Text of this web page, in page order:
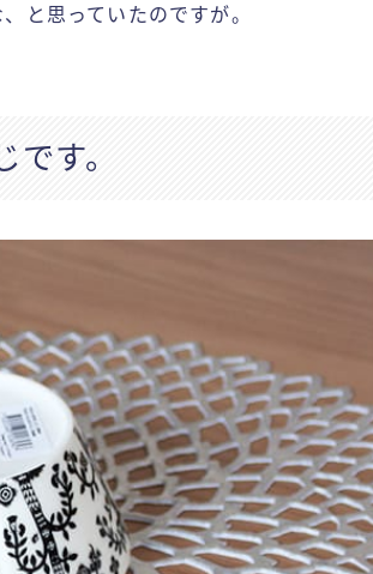
と思っていたのですが。
す。